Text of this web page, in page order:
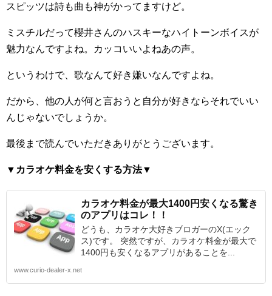
スピッツは詩も曲も神がかってますけど。
ミスチルだって櫻井さんのハスキーなハイトーンボイスが
魅力なんですよね。カッコいいよねあの声。
というわけで、歌なんて好き嫌いなんですよね。
だから、他の人が何と言おうと自分が好きならそれでいい
んじゃないでしょうか。
最後まで読んでいただきありがとうございます。
▼ カラオケ料金を安くする方法▼
カラオケ料金が最大1400円安くなる驚き
のアプリはコレ！！
どうも、カラオケ大好きブロガーのX(エック
ス)です。 突然ですが、カラオケ料金が最大で
1400円も安くなるアプリがあることを...
www.curio-dealer-x.net